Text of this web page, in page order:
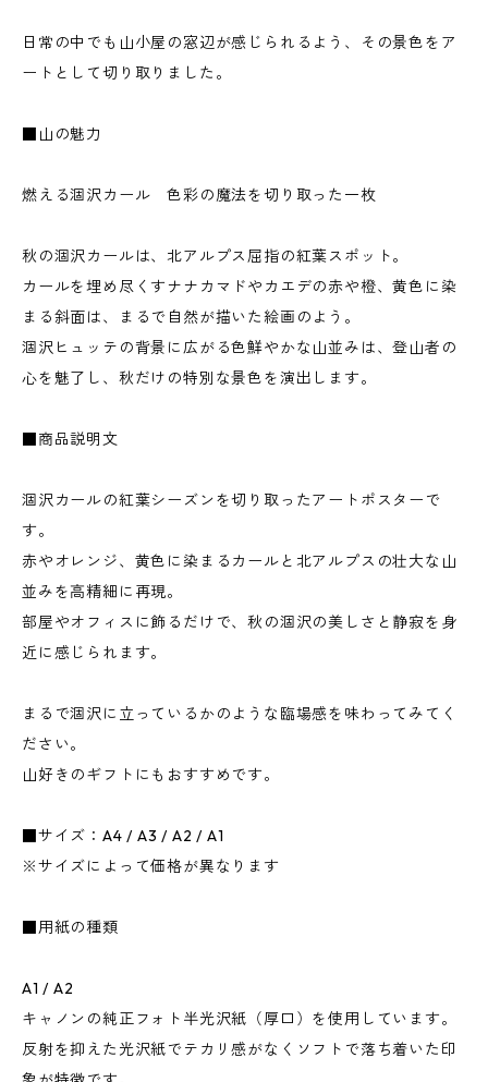
日常の中でも山小屋の窓辺が感じられるよう、その景色をア
ートとして切り取りました。
■山の魅力
燃える涸沢カール 色彩の魔法を切り取った一枚
秋の涸沢カールは、北アルプス屈指の紅葉スポット。
カールを埋め尽くすナナカマドやカエデの赤や橙、黄色に染
まる斜面は、まるで自然が描いた絵画のよう。
涸沢ヒュッテの背景に広がる色鮮やかな山並みは、登山者の
心を魅了し、秋だけの特別な景色を演出します。
■商品説明文
涸沢カールの紅葉シーズンを切り取ったアートポスターで
す。
赤やオレンジ、黄色に染まるカールと北アルプスの壮大な山
並みを高精細に再現。
部屋やオフィスに飾るだけで、秋の涸沢の美しさと静寂を身
近に感じられます。
まるで涸沢に立っているかのような臨場感を味わってみてく
ださい。
山好きのギフトにもおすすめです。
■サイズ：A4 / A3 / A2 / A1
※サイズによって価格が異なります
■用紙の種類
A1 / A2
キャノンの純正フォト半光沢紙（厚口）を使用しています。
反射を抑えた光沢紙でテカリ感がなくソフトで落ち着いた印